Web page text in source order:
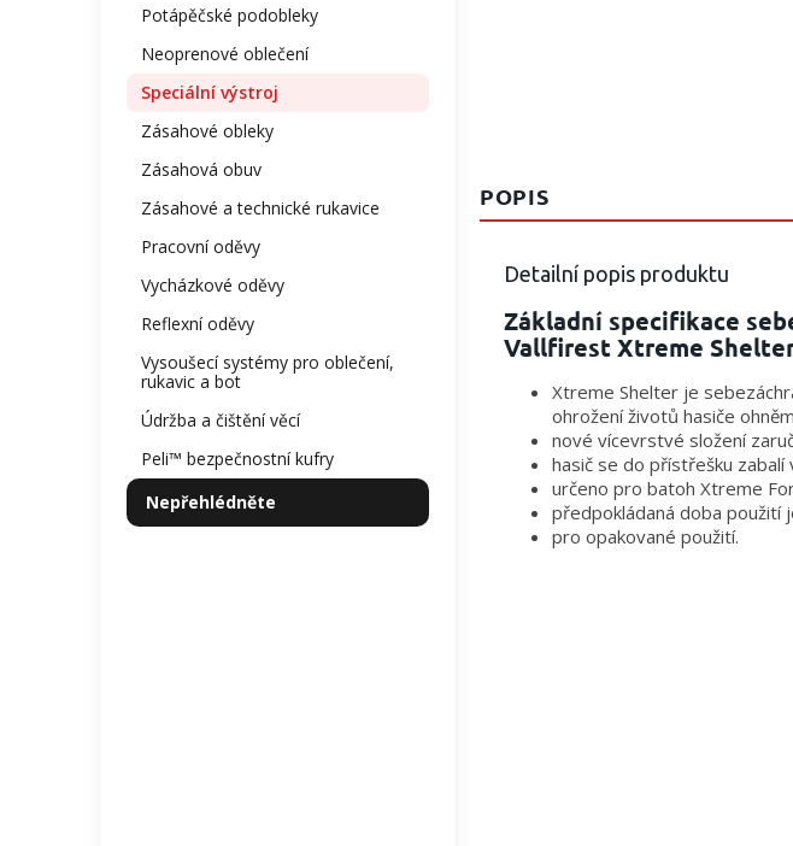
Potápěčské podobleky
Neoprenové oblečení
Speciální výstroj
Zásahové obleky
Zásahová obuv
Zásahové a technické rukavice
Pracovní oděvy
Vycházkové oděvy
Reflexní oděvy
Vysoušecí systémy pro oblečení,
rukavic a bot
Údržba a čištění věcí
Peli™ bezpečnostní kufry
Nepřehlédněte
POPIS
Detailní popis produktu
Základní specifikace
Vallfirest Xtreme
Xtreme Shelter je
ohrožení životů hasiče
nové vícevrstvé složení
hasič se do přístřešku
určeno pro batoh Xtreme
předpokládaná doba použití
pro opakované použití.